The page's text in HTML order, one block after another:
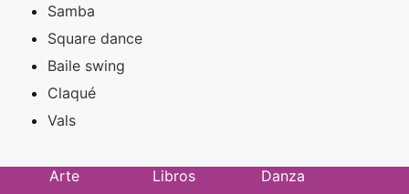
Samba
Square dance
Baile swing
Claqué
Vals
Arte Libros Danza